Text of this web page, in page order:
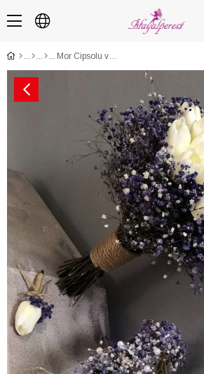
Mor Cipsolu ve Islak Laleli Gelin Buketi